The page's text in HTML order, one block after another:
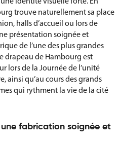
trouve naturellement sa place
halls d’accueil ou lors de
présentation soignée et
de l’une des plus grandes
drapeau de Hambourg est
lors de la Journée de l’unité
ainsi qu’au cours des grands
qui rythment la vie de la cité
fabrication soignée et